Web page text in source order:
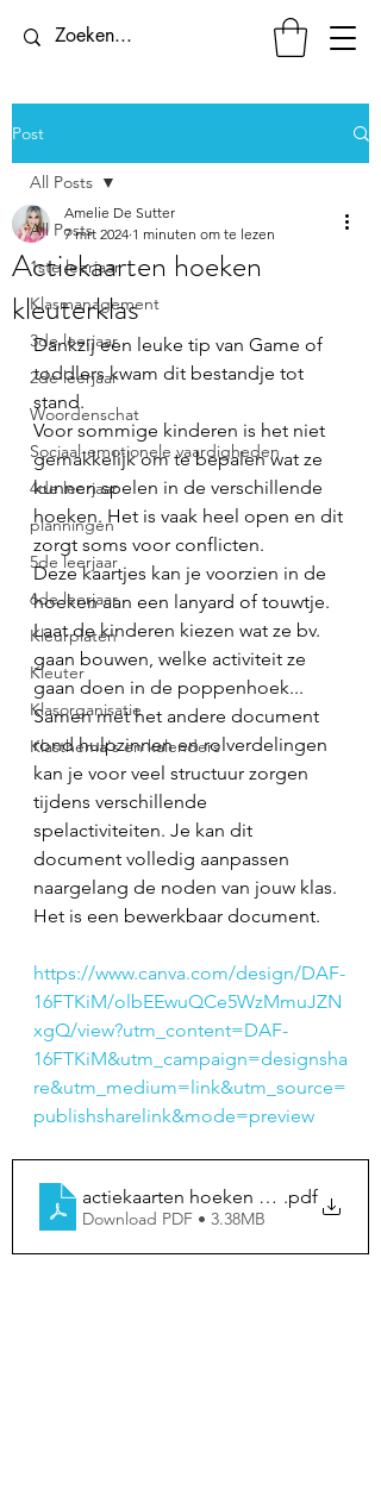
Post
All Posts
1ste leerjaar
Klasmanagement
3de leerjaar
2de leerjaar
Woordenschat
Sociaal-emotionele vaardigheden
4de leerjaar
planningen
5de leerjaar
6de leerjaar
Kleurplaten
Kleuter
Klasorganisatie
Klasthema's en kalenders
All Posts
Actiekaarten hoeken
kleuterklas
Amelie De Sutter
7 mrt 2024 1 minuten om te lezen
Dankzij een leuke tip van Game of
toddlers kwam dit bestandje tot
stand.
Voor sommige kinderen is het niet
gemakkelijk om te bepalen wat ze
kunnen spelen in de verschillende
hoeken. Het is vaak heel open en dit
zorgt soms voor conflicten.
Deze kaartjes kan je voorzien in de
hoeken aan een lanyard of touwtje.
Laat de kinderen kiezen wat ze bv.
gaan bouwen, welke activiteit ze
gaan doen in de poppenhoek...
Samen met het andere document
rond hulpzinnen en rolverdelingen
kan je voor veel structuur zorgen
tijdens verschillende
spelactiviteiten. Je kan dit
document volledig aanpassen
naargelang de noden van jouw klas.
Het is een bewerkbaar document.
https://www.canva.com/design/DAF-
16FTKiM/olbEEwuQCe5WzMmuJZN
xgQ/view?utm_content=DAF-
16FTKiM&utm_campaign=designsha
re&utm_medium=link&utm_source=
publishsharelink&mode=preview
actiekaarten hoeken kleuterklas
.pdf
Download PDF • 3.38MB